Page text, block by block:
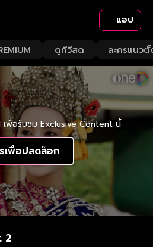
แอป
ดูทีวีสด ละครแนวตั้
เพื่อรับชม Exclusive Content นี้
เพื่อปลดล็อก
2